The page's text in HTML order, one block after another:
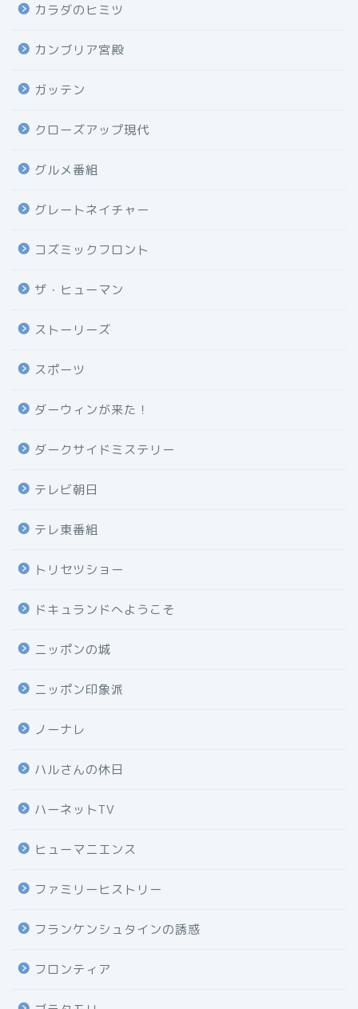
カラダのヒミツ
カンブリア宮殿
ガッテン
クローズアップ現代
グルメ番組
グレートネイチャー
コズミックフロント
ザ・ヒューマン
ストーリーズ
スポーツ
ダーウィンが来た！
ダークサイドミステリー
テレビ朝日
テレ東番組
トリセツショー
ドキュランドへようこそ
ニッポンの城
ニッポン印象派
ノーナレ
ハルさんの休日
ハーネットTV
ヒューマニエンス
ファミリーヒストリー
フランケンシュタインの誘惑
フロンティア